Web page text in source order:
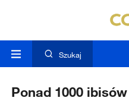
Szukaj
Ponad 1000